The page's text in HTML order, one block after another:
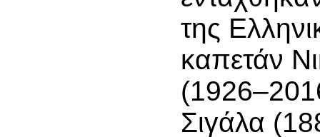
της
καπετάν
Σιγάλα